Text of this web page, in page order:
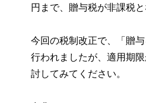
円まで、贈与税が非課税と
今回の税制改正で、「贈
行われましたが、適用期
討してみてください。